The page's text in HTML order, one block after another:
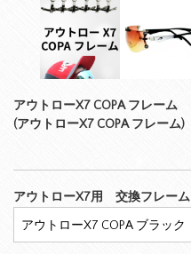
アウトローX7 COPA フレーム
(アウトローX7 COPA フレーム)
アウトローX7用 交換フレーム